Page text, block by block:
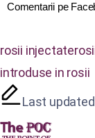
Comentarii pe
rosii injectate
introduse in rosii
Last